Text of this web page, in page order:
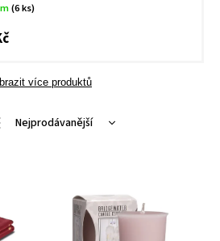
(6 ks)
více produktů
Nejprodávanější